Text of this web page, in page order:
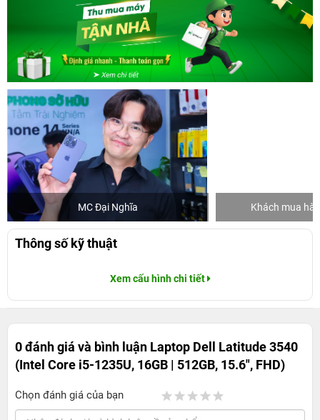
MC Đại Nghĩa Khách mua
Thông số kỹ thuật
Xem cấu hình chi tiết
0 đánh giá và bình luận Laptop Dell Latitude 3540
(Intel Core i5-1235U, 16GB | 512GB, 15.6", FHD)
Chọn đánh giá của bạn